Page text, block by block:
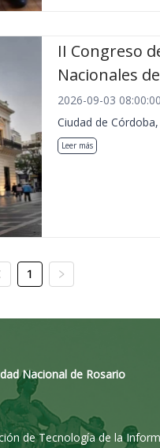
II Congreso
Nacionales
2026-09-03 08:00:00
Ciudad de
Leer más
1
Nacional de Rosario
de Tecnología de la